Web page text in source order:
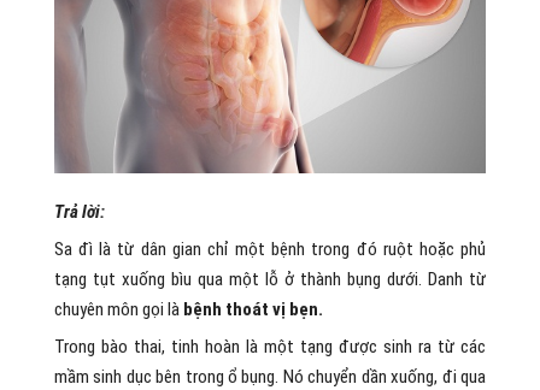
Trả lời:
Sa đì là từ dân gian chỉ một bệnh trong đó ruột hoặc phủ
tạng tụt xuống bìu qua một lỗ ở thành bụng dưới. Danh từ
chuyên môn gọi là bệnh thoát vị bẹn.
Trong bào thai, tinh hoàn là một tạng được sinh ra từ các
mầm sinh dục bên trong ổ bụng. Nó chuyển dần xuống, đi qua